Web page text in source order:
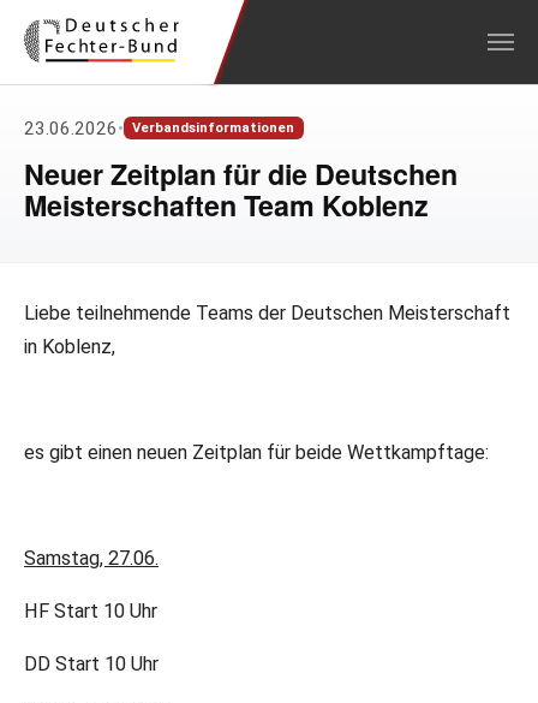
23.06.2026• Verbandsinformationen
Neuer Zeitplan für die Deutschen
Meisterschaften Team Koblenz
Liebe teilnehmende Teams der Deutschen Meisterschaft
in Koblenz,
es gibt einen neuen Zeitplan für beide Wettkampftage:
Samstag, 27.06.
HF Start 10 Uhr
DD Start 10 Uhr